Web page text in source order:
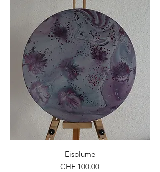
Eisblume
Preis
CHF 100.00